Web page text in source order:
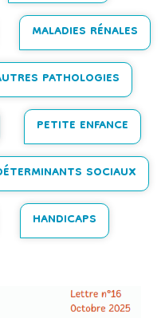
MALADIES RÉNALES
PATHOLOGIES
PETITE ENFANCE
SOCIAUX
HANDICAPS